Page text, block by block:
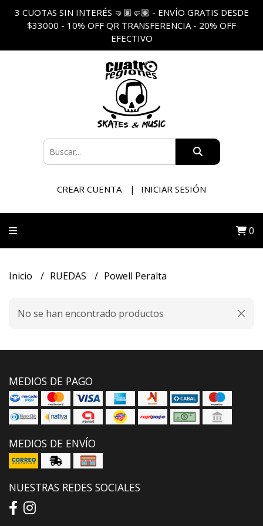
3 CUOTAS SIN INTERÉS 🤜🏽🤛🏽 - ENVÍO GRATIS DESDE
$33000 - 10% OFF QR TRANSFERENCIA - 20% OFF
EFECTIVO
CREAR CUENTA INICIAR SESIÓN
0
Inicio RUEDAS Powell Peralta
No se han encontrado productos
MEDIOS DE PAGO
MEDIOS DE ENVÍO
NUESTRAS REDES SOCIALES